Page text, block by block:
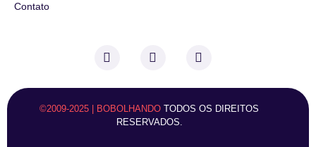
Contato
©2009-2025 | BOBOLHANDO TODOS OS DIREITOS
RESERVADOS.